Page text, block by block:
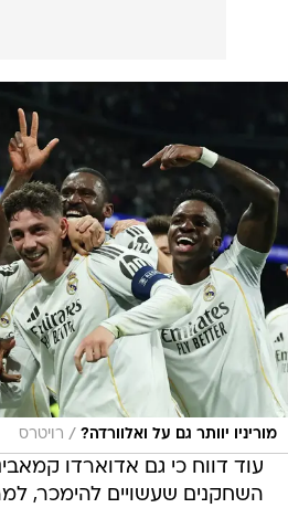
מוריניו יוותר גם על ואלוורדה? / רויטרס
עוד דווח כי גם אדוארדו